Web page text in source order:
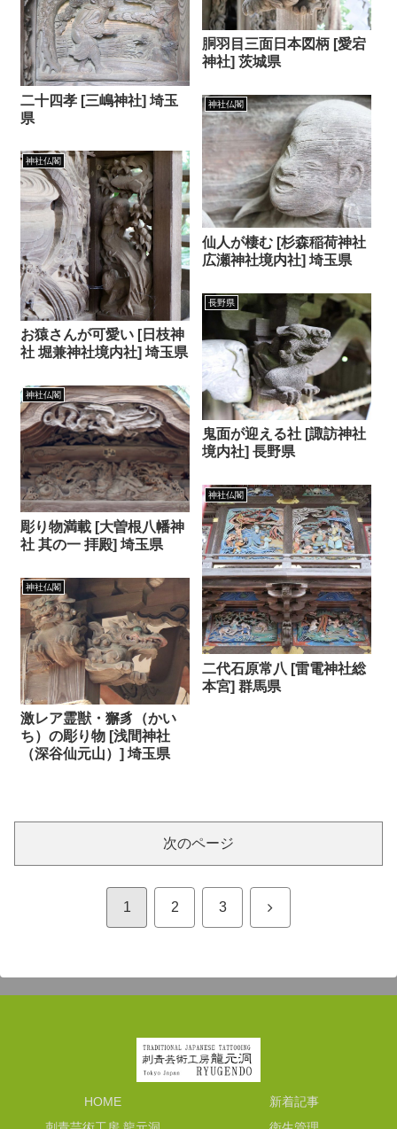
胴羽目三面日本図柄 [愛宕
神社] 茨城県
二十四孝 [三嶋神社] 埼玉
県
神社仏閣
仙人が棲む [杉森稲荷神社
広瀬神社境内社] 埼玉県
神社仏閣
お猿さんが可愛い [日枝神
社 堀兼神社境内社] 埼玉県
長野県
鬼面が迎える社 [諏訪神社
境内社] 長野県
神社仏閣
彫り物満載 [大曽根八幡神
社 其の一 拝殿] 埼玉県
神社仏閣
二代石原常八 [雷電神社総
本宮] 群馬県
神社仏閣
激レア霊獣・獬豸（かい
ち）の彫り物 [浅間神社
（深谷仙元山）] 埼玉県
次のページ
1 2 3 次
HOME
新着記事